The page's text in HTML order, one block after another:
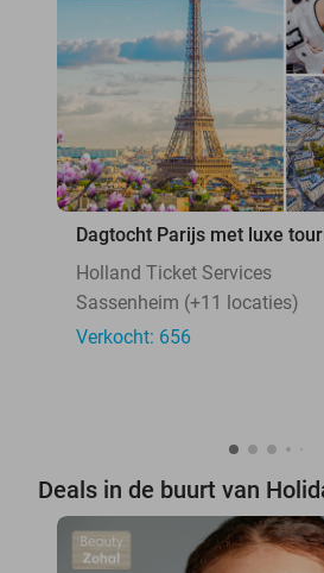
Dagtocht Parijs met luxe
Holland Ticket Services
Sassenheim (+11 locaties)
Verkocht: 656
Deals in de buurt van